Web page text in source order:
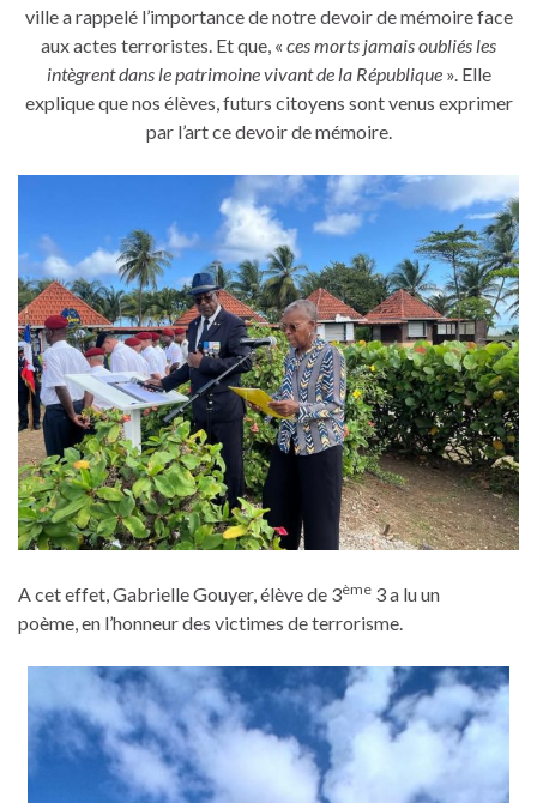
ville a rappelé l’importance de notre devoir de mémoire face
aux actes terroristes. Et que, « ces morts jamais oubliés les
intègrent dans le patrimoine vivant de la République». Elle
explique que nos élèves, futurs citoyens sont venus exprimer
par l’art ce devoir de mémoire.
A cet effet, Gabrielle Gouyer, élève de 3ème 3 a lu un
poème, en l’honneur des victimes de terrorisme.